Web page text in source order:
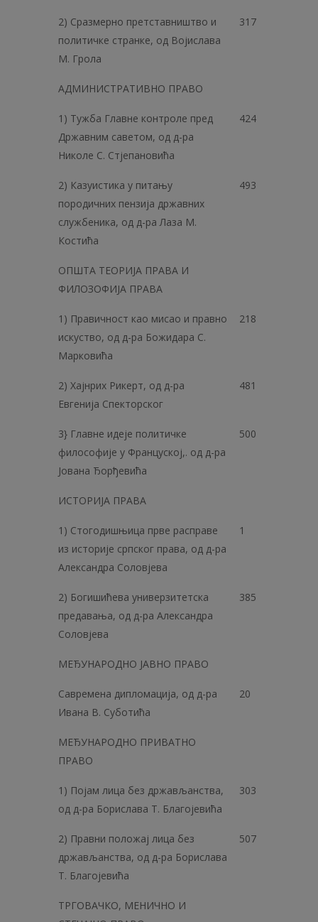
2) Сразмерно претставништво и
политичке странке, од Војислава
М. Грола
317
АДМИНИСТРАТИВНО ПРАВО
1) Тужба Главне контроле пред
Државним саветом, од д-ра
Николе С. Стјепановића
424
2) Казуистика у питању
породичних пензија државних
службеника, од д-ра Лаза М.
Костића
493
ОПШТА ТЕОРИЈА ПРАВА И
ФИЛОЗОФИЈА ПРАВА
1) Правичност као мисао и правно
искуство, од д-ра Божидара С.
Марковића
218
2) Хајнрих Рикерт, од д-ра
Евгенија Спекторског
481
3} Главне идеје политичке
философије у Француској,. од д-ра
Јована Ђорђевића
500
ИСТОРИЈА ПРАВА
1) Стогодишњица прве расправе
из историје српског права, од д-ра
Александра Соловјева
1
2) Богишићева универзитетска
предавања, од д-ра Александра
Соловјева
385
МЕЂУНАРОДНО ЈАВНО ПРАВО
Савремена дипломација, од д-ра
Ивана В. Суботића
20
МЕЂУНАРОДНО ПРИВАТНО
ПРАВО
1) Појам лица без држављанства,
од д-ра Борислава Т. Благојевића
303
2) Правни положај лица без
држављанства, од д-ра Борислава
Т. Благојевића
507
ТРГОВАЧКО, МЕНИЧНО И